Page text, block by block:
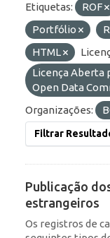
Etiquetas: ROF
Portfólio
HTML
Licença Aberta
Open Data
Organizações:
Filtrar
Publicação
estrangeiros
Os registros de